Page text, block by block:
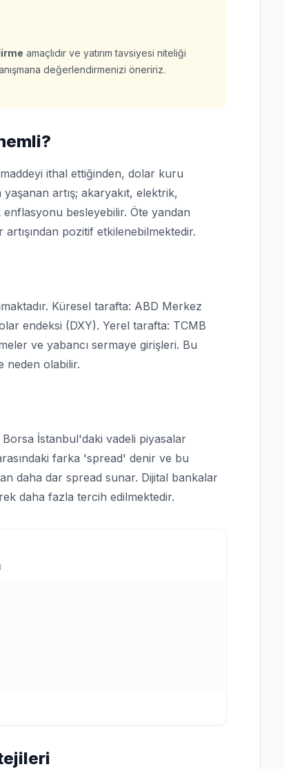
amaçlıdır ve yatırım tavsiyesi niteliği
değerlendirmenizi öneririz.
ithal ettiğinden, dolar kuru
artış; akaryakıt, elektrik,
besleyebilir. Öte yandan
pozitif etkilenebilmektedir.
Küresel tarafta: ABD Merkez
endeksi (DXY). Yerel tarafta: TCMB
ve yabancı sermaye girişleri. Bu
neden olabilir.
Borsa İstanbul'daki vadeli piyasalar
arasındaki farka 'spread' denir ve bu
daha dar spread sunar. Dijital bankalar
daha fazla tercih edilmektedir.